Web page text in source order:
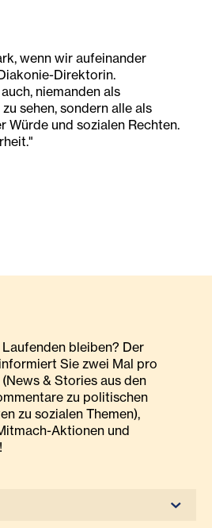
wenn wir aufeinander
Direktorin.
niemanden als
sehen, sondern alle als
Würde und sozialen Rechten.
bleiben? Der
Sie zwei Mal pro
& Stories aus den
zu politischen
zu sozialen Themen),
Aktionen und